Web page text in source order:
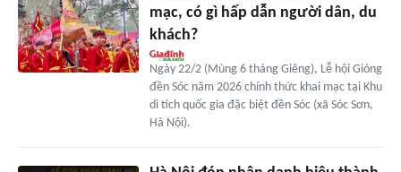
mạc, có gì hấp dẫn người dân, du
khách?
Ngày 22/2 (Mùng 6 tháng Giêng), Lễ hội Gióng
đền Sóc năm 2026 chính thức khai mạc tại Khu
di tích quốc gia đặc biệt đền Sóc (xã Sóc Sơn,
Hà Nội).